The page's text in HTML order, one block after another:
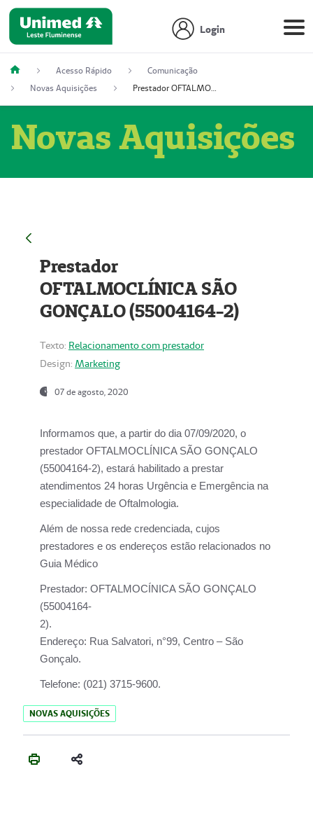
Login
Acesso Rápido
Comunicação
Novas Aquisições
Prestador OFTALMOCLÍNICA SÃO GONÇALO (55004164-2)
Novas Aquisições
Prestador
OFTALMOCLÍNICA SÃO
GONÇALO (55004164-2)
Texto: Relacionamento com prestador
Design: Marketing
07 de agosto, 2020
Informamos que, a partir do dia07/09/2020, o
prestador OFTALMOCLÍNICA SÃO GONÇALO
(55004164-2), estará habilitado a prestar
atendimentos 24 horas Urgência e Emergência na
especialidade de Oftalmologia.
Além de nossa rede credenciada, cujos
prestadores e os endereços estão relacionados no
Guia Médico
Prestador: OFTALMOCÍNICA SÃO GONÇALO
(55004164-
2).
Endereço: Rua Salvatori, n°99, Centro – São
Gonçalo.
Telefone: (021) 3715-9600.
NOVAS AQUISIÇÕES